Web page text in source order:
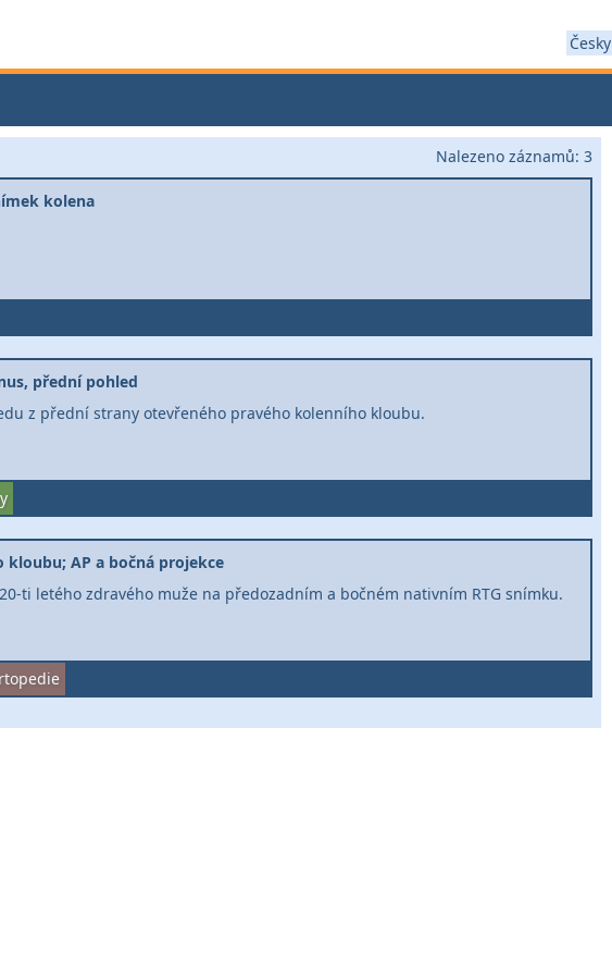
Česky
Nalezeno záznamů: 3
kolena
přední pohled
z přední strany otevřeného pravého kolenního kloubu.
kloubu; AP a bočná projekce
ti letého zdravého muže na předozadním a bočném nativním RTG snímku.